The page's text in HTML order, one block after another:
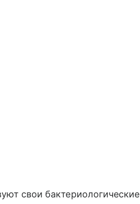
свои бактериологические